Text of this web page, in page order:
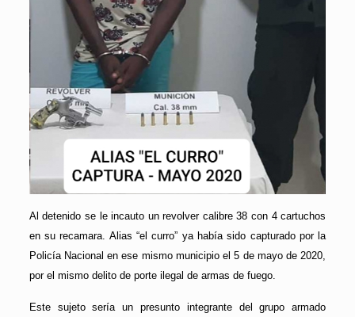
Al detenido se le incauto un revolver calibre 38 con 4 cartuchos
en su recamara. Alias “el curro” ya había sido capturado por la
Policía Nacional en ese mismo municipio el 5 de mayo de 2020,
por el mismo delito de porte ilegal de armas de fuego.
Este sujeto sería un presunto integrante del grupo armado